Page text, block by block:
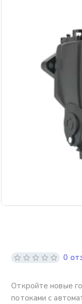
Откройте новые
потоками с
0